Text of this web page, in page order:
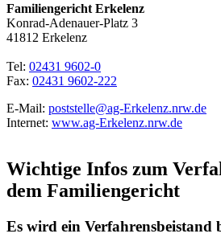
Familiengericht Erkelenz
Konrad-Adenauer-Platz 3
41812 Erkelenz
Tel: 02431 9602-0
Fax: 02431 9602-222
E-Mail: poststelle@ag-Erkelenz.nrw.de
Internet: www.ag-Erkelenz.nrw.de
Wichtige Infos zum
dem Familiengericht
Es wird ein Verfahrensbeistand